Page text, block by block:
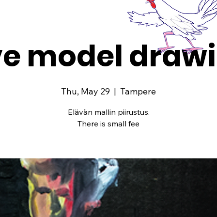
model
Thu, May 29
  |
Tampere
Elävän mallin piirustus.
There is small fee